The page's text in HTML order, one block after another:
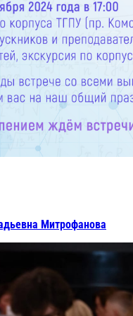
Митрофанова